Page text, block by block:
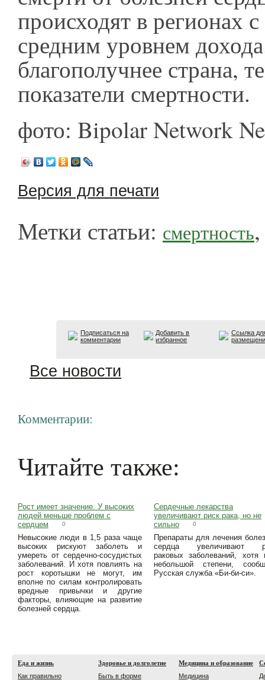
происходят в регионах
средним уровнем
благополучнее страна,
показатели смертности.
фото: Bipolar Network
Версия для печати
Метки статьи: смертность
Подписаться на
комментарии
Добавить в
избранное
Ссылка
Все новости
Комментарии:
Читайте также:
Рост имеет значение. У высоких
людей меньше проблем с
сердцем
0
Невысокие люди в 1,5 раза чаще
высоких рискуют заболеть и
умереть от сердечно-сосудистых
заболеваний. И хотя повлиять на
рост коротышки не могут, им
вполне по силам контролировать
вредные привычки и другие
факторы, влияющие на развитие
болезней сердца.
Сердечные лекарства
увеличивают риск рака, но не
сильно
0
Препараты для лечения
сердца увеличивают
раковых заболеваний,
небольшой степени,
Русская служба «Би-би-си».
Еда и жизнь
Как правильно
Здоровье и долголетие
Быть в форме
Медицина и образование
Медицина